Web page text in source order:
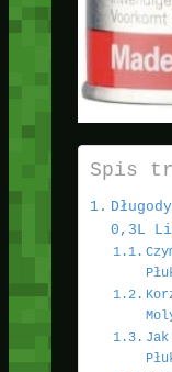
Spis
0,3L